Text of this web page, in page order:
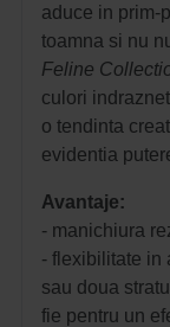
aduce in prim-
toamna si nu
Feline
culori
o tendinta
evidentia
Avantaje:
- manichiura
- flexibilitate in
sau doua
fie pentru un